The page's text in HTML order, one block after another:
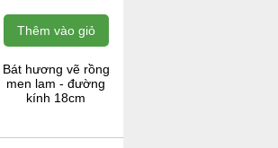
Thêm vào giỏ
Bát hương vẽ rồng
men lam - đường
kính 18cm